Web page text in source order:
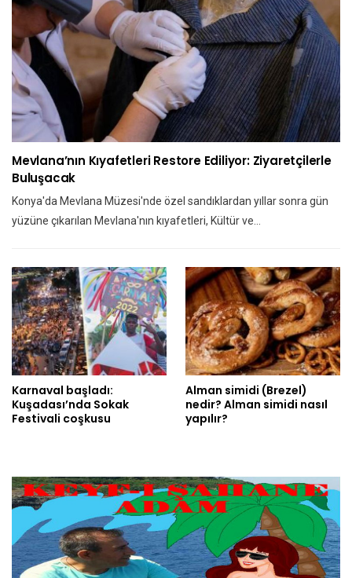
Mevlana’nın Kıyafetleri Restore Ediliyor: Ziyaretçilerle
Buluşacak
Konya'da Mevlana Müzesi'nde özel sandıklardan yıllar sonra gün
yüzüne çıkarılan Mevlana'nın kıyafetleri, Kültür ve…
Karnaval başladı:
Kuşadası’nda Sokak
Festivali coşkusu
Alman simidi (Brezel)
nedir? Alman simidi nasıl
yapılır?